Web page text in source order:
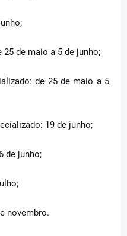
de maio a 5 de junho;
de 25 de maio a 5
19 de junho;
de junho;
novembro.